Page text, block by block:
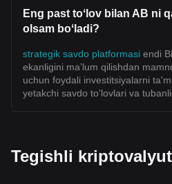
Eng past toʻlov bilan AB ni
olsam boʻladi?
strategik savdo platformasi endi
ekanligini ma’lum qilishdan
uchun foydali investitsiyalarni
yetakchi savdo to'lovlari va
Tegishli